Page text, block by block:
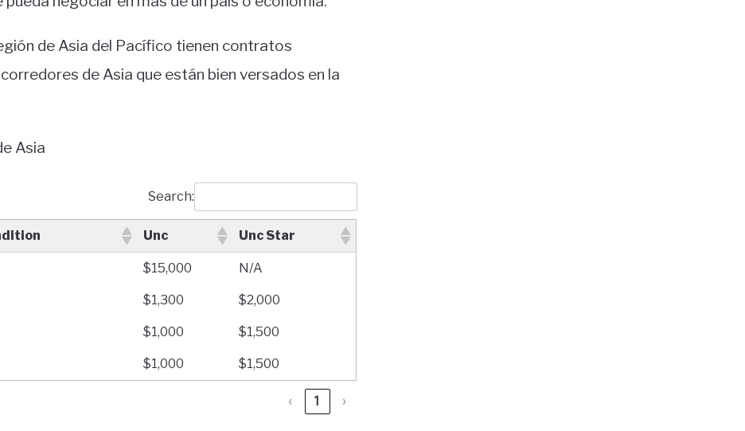
de Asia del Pacífico tienen contratos
de Asia que están bien versados ​​en la
Asia
Search:
Unc Unc Star
$15,000 N/A
$1,300 $2,000
$1,000 $1,500
$1,000 $1,500
‹ 1 ›